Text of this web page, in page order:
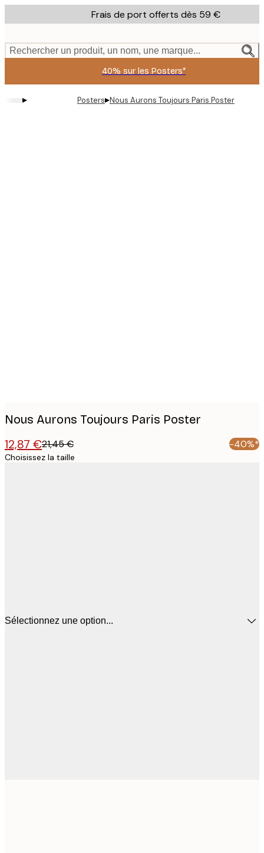
to
content.
Frais de port offerts dès 59 €
Rechercher un produit, un nom, une marque...
40% sur les Posters*
▸ Posters▸Nous Aurons Toujours Paris Poster
Nous Aurons Toujours Paris Poster
12,87 €21,45 € -40%*
Choisissez la taille
Sélectionnez une option...